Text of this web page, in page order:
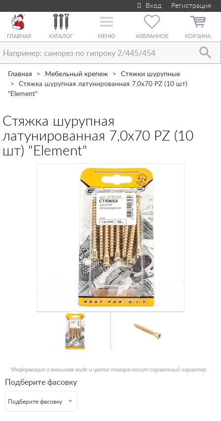
Вход Регистрация
ГЛАВНАЯ КАТАЛОГ
Toggle
МЕНЮ ИЗБРАННОЕ КОРЗИНА
Главная Мебельный крепеж
Стяжки шурупные
Стяжка шурупная латунированная 7,0х70 PZ (10 шт)
"Element"
Стяжка шурупная
латунированная 7,0х70 PZ (10
шт) "Element"
*Информация о внешнем виде и цвете товара носит справочный характер
Подберите фасовку
Подберите фасовку